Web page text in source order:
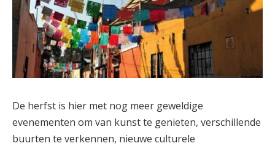
De herfst is hier met nog meer geweldige
evenementen om van kunst te genieten, verschillende
buurten te verkennen, nieuwe culturele